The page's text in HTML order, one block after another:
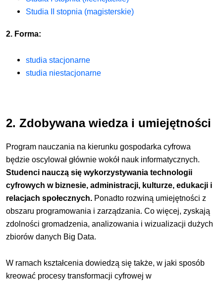
Studia II stopnia (magisterskie)
2. Forma:
studia stacjonarne
studia niestacjonarne
2. Zdobywana wiedza i umiejętności
Program nauczania na kierunku gospodarka cyfrowa
będzie oscylował głównie wokół nauk informatycznych.
Studenci nauczą się wykorzystywania technologii
cyfrowych w biznesie, administracji, kulturze, edukacji i
relacjach społecznych. Ponadto rozwiną umiejętności z
obszaru programowania i zarządzania. Co więcej, zyskają
zdolności gromadzenia, analizowania i wizualizacji dużych
zbiorów danych Big Data.
W ramach kształcenia dowiedzą się także, w jaki sposób
kreować procesy transformacji cyfrowej w